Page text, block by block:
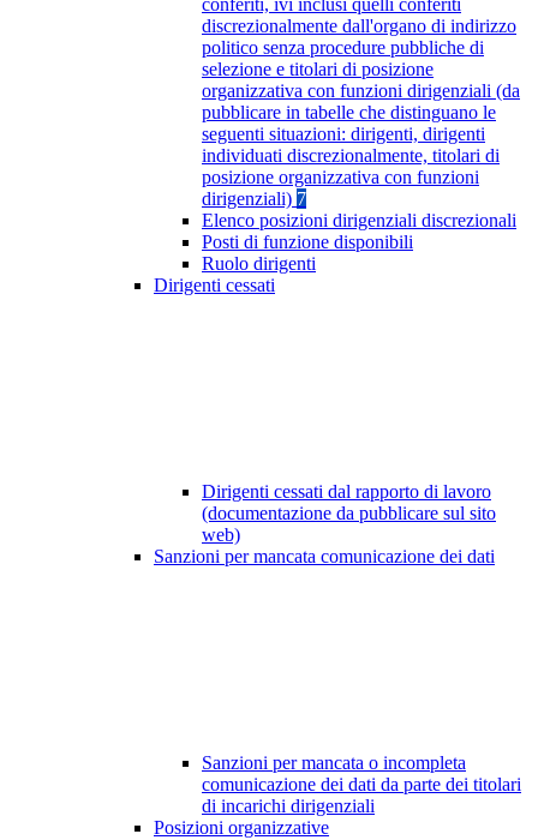
conferiti, ivi inclusi quelli conferiti
discrezionalmente dall'organo di indirizzo
politico senza procedure pubbliche di
selezione e titolari di posizione
organizzativa con funzioni dirigenziali (da
pubblicare in tabelle che distinguano le
seguenti situazioni: dirigenti, dirigenti
individuati discrezionalmente, titolari di
posizione organizzativa con funzioni
dirigenziali) 7
Elenco posizioni dirigenziali discrezionali
Posti di funzione disponibili
Ruolo dirigenti
Dirigenti cessati
Dirigenti cessati dal rapporto di lavoro
(documentazione da pubblicare sul sito
web)
Sanzioni per mancata comunicazione dei dati
Sanzioni per mancata o incompleta
comunicazione dei dati da parte dei titolari
di incarichi dirigenziali
Posizioni organizzative